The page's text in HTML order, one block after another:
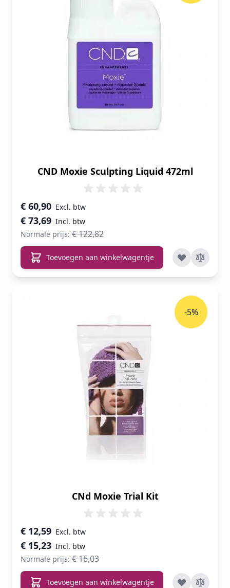
CND Moxie Sculpting Liquid 472ml
Speciale prijs
€ 73,69
€ 60,90
Normale prijs: € 122,82
Toevoegen aan winkelwagentje
CNd Moxie Trial Kit
Speciale prijs
€ 15,23
€ 12,59
Normale prijs: € 16,03
-5%
Toevoegen aan winkelwagentje